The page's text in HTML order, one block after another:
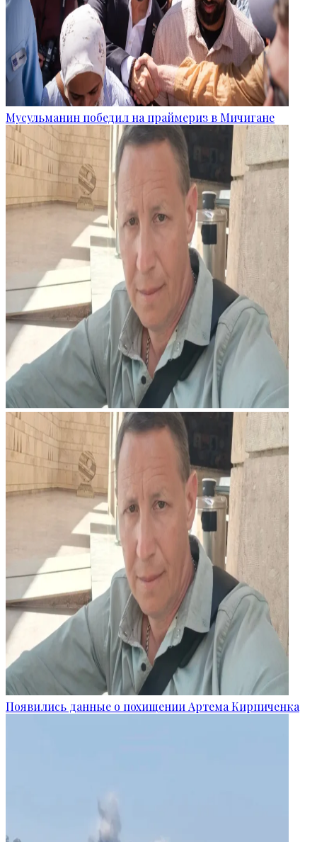
Мусульманин победил на праймериз в Мичигане
Появились данные о похищении Артема Кирпиченка